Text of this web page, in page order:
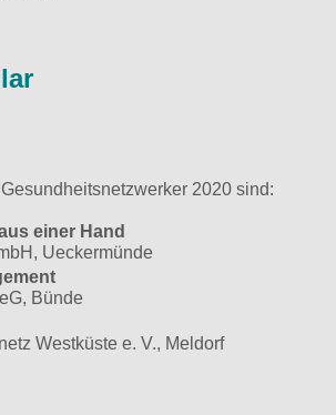
2020 sind:
einer Hand
Ueckermünde
Bünde
Westküste e. V., Meldorf